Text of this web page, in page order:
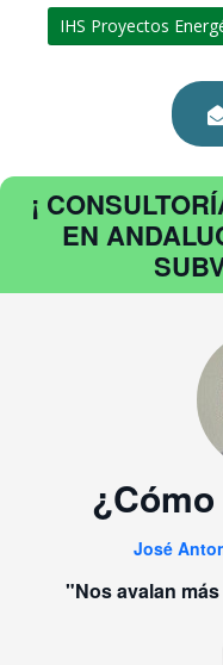
IHS Proyectos
¡
EN
José
"Nos avalan